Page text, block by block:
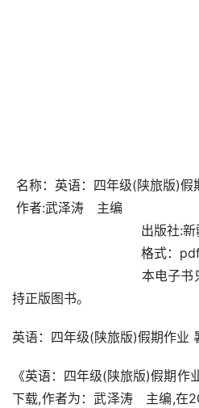
作者:武泽涛　
                                本电子书只供学习参考，请更多地支
持正版图书。
《英语：四年级(陕旅版)假期作
下载,作者为：武泽涛　主编,在